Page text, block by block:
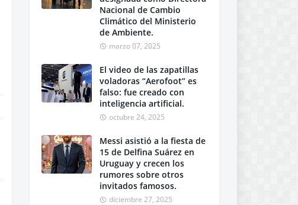
Nacional de Cambio
Climático del Ministerio
de Ambiente.
marzo 07, 2025
El video de las zapatillas
voladoras “Aerofoot” es
falso: fue creado con
inteligencia artificial.
octubre 24, 2025
Messi asistió a la fiesta de
15 de Delfina Suárez en
Uruguay y crecen los
rumores sobre otros
invitados famosos.
diciembre 27, 2025